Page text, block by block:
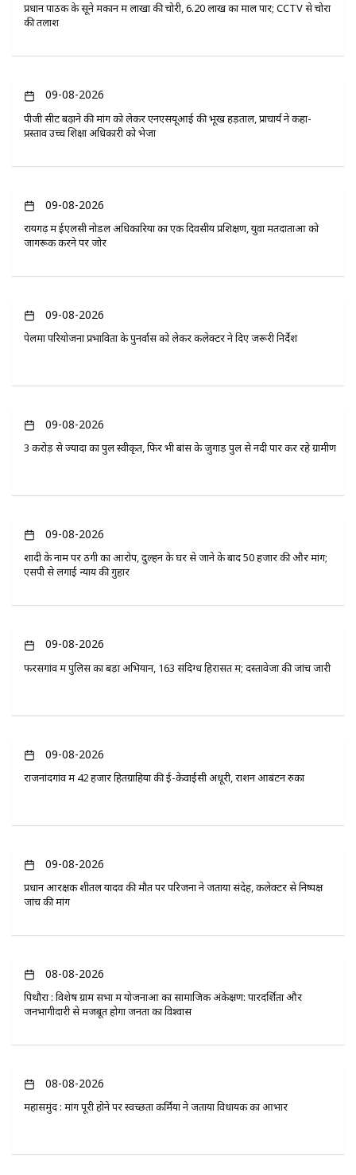
प्रधान पाठक के सूने मकान में लाखों की चोरी, 6.20 लाख का माल पार; CCTV से चोरों
की तलाश
09-08-2026
पीजी सीट बढ़ाने की मांग को लेकर एनएसयूआई की भूख हड़ताल, प्राचार्य ने कहा-
प्रस्ताव उच्च शिक्षा अधिकारी को भेजा
09-08-2026
रायगढ़ में ईएलसी नोडल अधिकारियों का एक दिवसीय प्रशिक्षण, युवा मतदाताओं को
जागरूक करने पर जोर
09-08-2026
पेलमा परियोजना प्रभावितों के पुनर्वास को लेकर कलेक्टर ने दिए जरूरी निर्देश
09-08-2026
3 करोड़ से ज्यादा का पुल स्वीकृत, फिर भी बांस के जुगाड़ पुल से नदी पार कर रहे ग्रामीण
09-08-2026
शादी के नाम पर ठगी का आरोप, दुल्हन के घर से जाने के बाद 50 हजार की और मांग;
एसपी से लगाई न्याय की गुहार
09-08-2026
फरसगांव में पुलिस का बड़ा अभियान, 163 संदिग्ध हिरासत में; दस्तावेजों की जांच जारी
09-08-2026
राजनांदगांव में 42 हजार हितग्राहियों की ई-केवाईसी अधूरी, राशन आबंटन रुका
09-08-2026
प्रधान आरक्षक शीतल यादव की मौत पर परिजनों ने जताया संदेह, कलेक्टर से निष्पक्ष
जांच की मांग
08-08-2026
पिथौरा : विशेष ग्राम सभा में योजनाओं का सामाजिक अंकेक्षण: पारदर्शिता और
जनभागीदारी से मजबूत होगा जनता का विश्वास
08-08-2026
महासमुंद : मांग पूरी होने पर स्वच्छता कर्मियों ने जताया विधायक का आभार